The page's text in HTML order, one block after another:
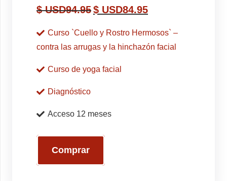
$ USD94.95$ USD84.95
Curso `Cuello y Rostro Hermosos` –
contra las arrugas y la hinchazón facial
Curso de yoga facial
Diagnóstico
Acceso 12 meses
Comprar